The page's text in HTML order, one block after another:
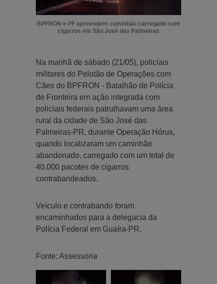
BPFRON e PF apreendem caminhão carregado com
cigarros em São José das Palmeiras
Na manhã de sábado (21/05), policiais
militares do Pelotão de Operações com
Cães do BPFRON - Batalhão de Polícia
de Fronteira em ação integrada com
policiais federais patrulhavam uma área
rural da cidade de São José das
Palmeiras-PR, durante Operação Hórus,
quando localizaram um caminhão
abandonado, carregado com um total de
40.000 pacotes de cigarros
contrabandeados.
Veículo e contrabando foram
encaminhados para a delegacia da
Polícia Federal em Guaíra-PR.
Fonte: Assessoria